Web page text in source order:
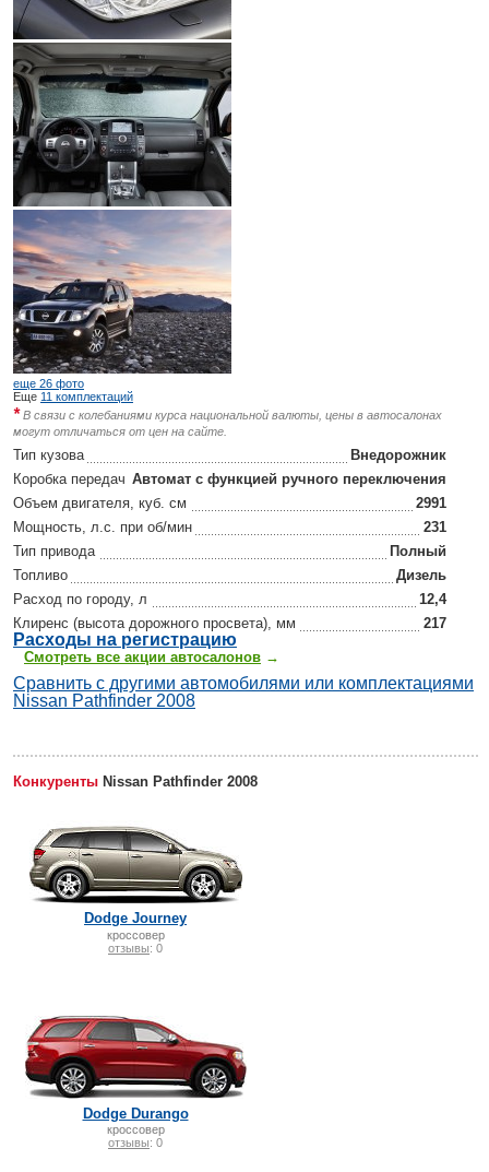
еще 26 фото
Еще 11 комплектаций
*В связи с колебаниями курса национальной валюты, цены в автосалонах
могут отличаться от цен на сайте.
Тип кузова
Внедорожник
Коробка передач Автомат с функцией ручного переключения
Объем двигателя, куб. см
2991
Мощность, л.с. при об/мин
231
Тип привода
Полный
Топливо
Дизель
Расход по городу, л
12,4
Клиренс (высота дорожного просвета), мм
217
Расходы на регистрацию
Смотреть все акции автосалонов →
Сравнить с другими автомобилями или комплектациями
Nissan Pathfinder 2008
Конкуренты Nissan Pathfinder 2008
Dodge Journey
кроссовер
отзывы: 0
Dodge Durango
кроссовер
отзывы: 0